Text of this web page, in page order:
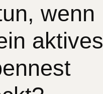
wenn
aktives